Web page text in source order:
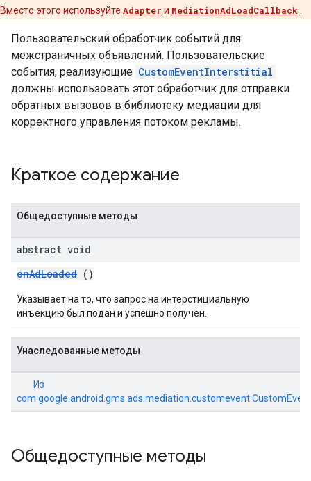
Вместо этого используйте Adapter и MediationAdLoadCallback
Пользовательский обработчик событий для
межстраничных объявлений. Пользовательские
события, реализующие CustomEventInterstitial
должны использовать этот обработчик для отправки
обратных вызовов в библиотеку медиации для
корректного управления потоком рекламы.
Краткое содержание
Общедоступные методы
abstract void
onAdLoaded ()
Указывает на то, что запрос на интерстициальную
инъекцию был подан и успешно получен.
Унаследованные методы
Из
Общедоступные методы